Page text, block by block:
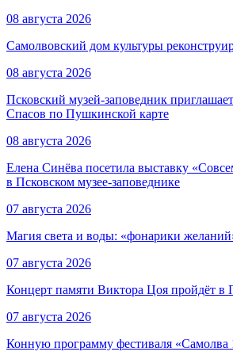
08 августа 2026
Самолвовский дом культуры
08 августа 2026
Псковский музей-заповедник
Спасов по Пушкинской карте
08 августа 2026
Елена Синёва посетила выставку
в Псковском музее-заповеднике
07 августа 2026
Магия света и воды: «фонарики
07 августа 2026
Концерт памяти Виктора Цоя пройдёт в
07 августа 2026
Конную программу фестиваля «Самолва